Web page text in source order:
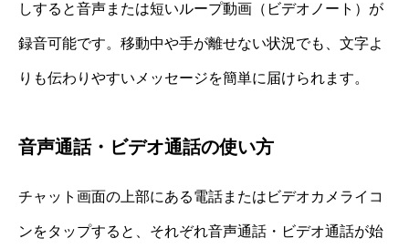
しすると音声または短いループ動画（ビデオノート）が
録音可能です。移動中や手が離せない状況でも、文字よ
りも伝わりやすいメッセージを簡単に届けられます。
音声通話・ビデオ通話の使い方
チャット画面の上部にある電話またはビデオカメライコ
ンをタップすると、それぞれ音声通話・ビデオ通話が始